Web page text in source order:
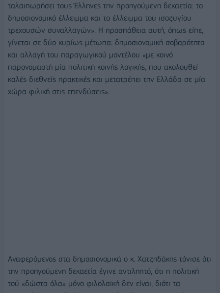
ταλαιπωρήσει τους Έλληνες την προηγούμενη δεκαετία: το
δημοσιονομικό έλλειμμα και το έλλειμμα του ισοζυγίου
τρεχουσών συναλλαγών». Η προσπάθεια αυτή, όπως είπε,
γίνεται σε δύο κυρίως μέτωπα: δημοσιονομική σοβαρότητα
και αλλαγή του παραγωγικού μοντέλου «με κοινό
παρονομαστή μία πολιτική κοινής λογικής, που ακολουθεί
καλές διεθνείς πρακτικές και μετατρέπει την Ελλάδα σε μία
χώρα φιλική στις επενδύσεις».
Αναφερόμενος στα δημοσιονομικά ο κ. Χατζηδάκης τόνισε ότι
την προηγούμενη δεκαετία έγινε αντιληπτό, ότι η πολιτική
τού «δώστα όλα» μόνο φιλολαϊκή δεν είναι, διότι τα